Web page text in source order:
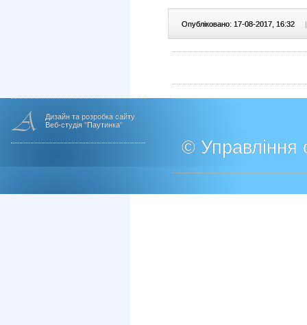
Опубліковано: 17-08-2017, 16:32 |
Дизайн та розробка сайту
Веб-студія "Паутинка"
© Управління